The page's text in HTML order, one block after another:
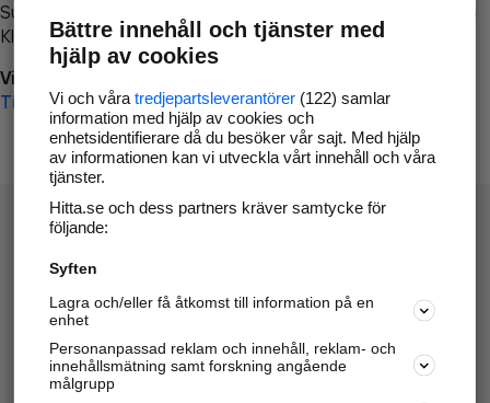
Surfa till
Klicka påTillbaka-knappen i webbläsaren och försök igen
Vi beklagar besväret!
Till startsidan
Hitta.se - Gratis nummerupplysning.
Sök företag, personer och platser.
Hitta telefonnummer, adresser, företagsinfo mm.
Bättre innehåll och tjänster med
hjälp av cookies
Vi och våra tredjepartsleverantörer(122) samlar
information med hjälp av cookies och
enhetsidentifierare då du besöker vår sajt. Med hjälp
av informationen kan vi utveckla vårt innehåll och våra
tjänster.
Hitta.se och dess partners kräver samtycke för
följande:
Syften
Lagra och/eller få åtkomst till information på en
enhet
Personanpassad reklam och innehåll, reklam- och
innehållsmätning samt forskning angående
målgrupp